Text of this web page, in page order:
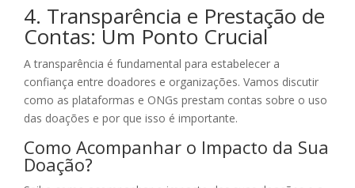
4. Transparência e Prestação de
Contas: Um Ponto Crucial
A transparência é fundamental para estabelecer a
confiança entre doadores e organizações. Vamos discutir
como as plataformas e ONGs prestam contas sobre o uso
das doações e por que isso é importante.
Como Acompanhar o Impacto da Sua
Doação?